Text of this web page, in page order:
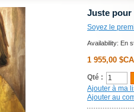
Juste pour
Soyez le
Availability: En
1 955,00 $CA
Qté :
Ajouter à ma
Ajouter au